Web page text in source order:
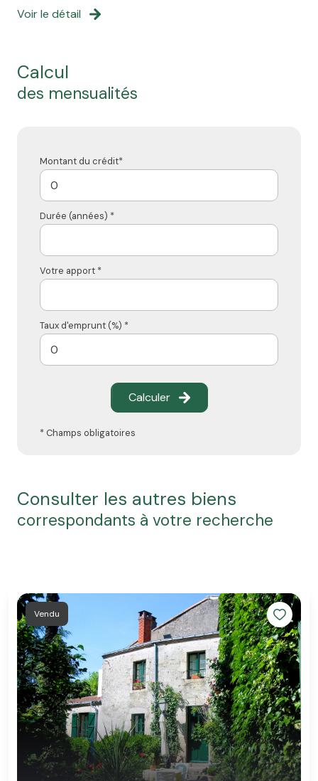
Voir le détail
calcul
des mensualités
Montant du crédit*
Durée (années) *
Votre apport *
Taux d'emprunt (%) *
Calculer
* Champs obligatoires
consulter les autres biens
correspondants à votre recherche
Vendu